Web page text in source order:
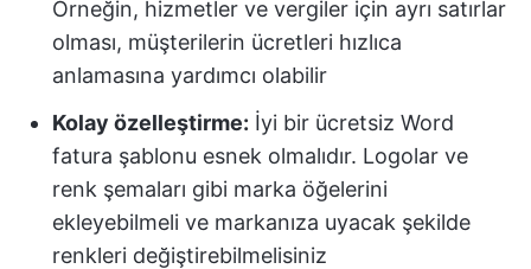
Örneğin, hizmetler ve vergiler için ayrı satırlar
olması, müşterilerin ücretleri hızlıca
anlamasına yardımcı olabilir
Kolay özelleştirme: İyi bir ücretsiz Word
fatura şablonu esnek olmalıdır. Logolar ve
renk şemaları gibi marka öğelerini
ekleyebilmeli ve markanıza uyacak şekilde
renkleri değiştirebilmelisiniz